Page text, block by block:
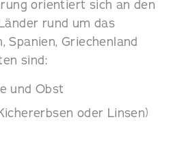
orientiert sich an den
rund um das
Griechenland
sind:
und Obst
oder Linsen)